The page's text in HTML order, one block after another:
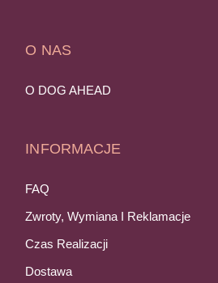
O NAS
O DOG AHEAD
INFORMACJE
FAQ
Zwroty, Wymiana I Reklamacje
Czas Realizacji
Dostawa